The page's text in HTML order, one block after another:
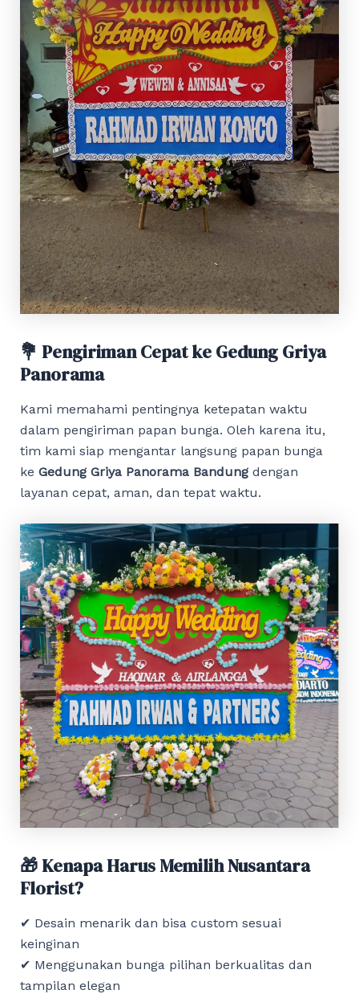
💐 Pengiriman Cepat ke Gedung Griya
Panorama
Kami memahami pentingnya ketepatan waktu
dalam pengiriman papan bunga. Oleh karena itu,
tim kami siap mengantar langsung papan bunga
ke Gedung Griya Panorama Bandungdengan
layanan cepat, aman, dan tepat waktu.
🎁 Kenapa Harus Memilih Nusantara
Florist?
✔ Desain menarik dan bisa custom sesuai
keinginan
✔ Menggunakan bunga pilihan berkualitas dan
tampilan elegan